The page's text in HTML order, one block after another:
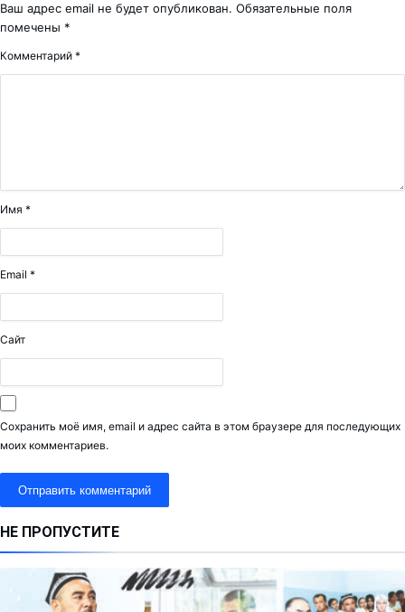
Ваш адрес email не будет опубликован. Обязательные поля
помечены *
Комментарий *
Имя *
Email *
Сайт
Сохранить моё имя, email и адрес сайта в этом браузере для последующих
моих комментариев.
НЕ ПРОПУСТИТЕ